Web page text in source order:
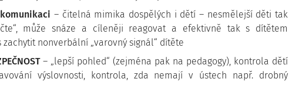
– čitelná mimika dospělých i dětí – nesmělejší děti tak
může snáze a cíleněji reagovat a efektivně tak s dítětem
zachytit nonverbální „varovný signál“ dítěte
– „lepší pohled“ (zejména pak na pedagogy), kontrola dětí
výslovnosti, kontrola, zda nemají v ústech např. drobný